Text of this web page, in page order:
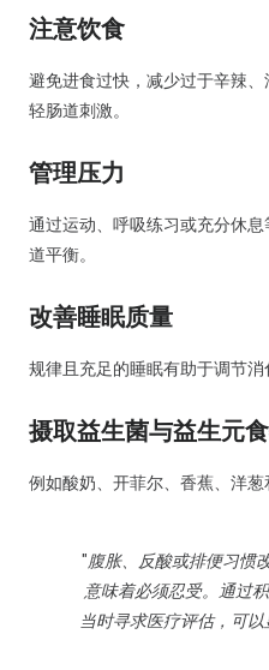
注意饮食
避免进食过快，减少过于辛辣
轻肠道刺激。
管理压力
通过运动、呼吸练习或充分休
道平衡。
改善睡眠质量
规律且充足的睡眠有助于调节消
摄取益生菌与益生元
例如酸奶、开菲尔、香蕉、洋葱
"腹胀、反酸或排便习惯
意味着必须忍受。通过
当时寻求医疗评估，可以